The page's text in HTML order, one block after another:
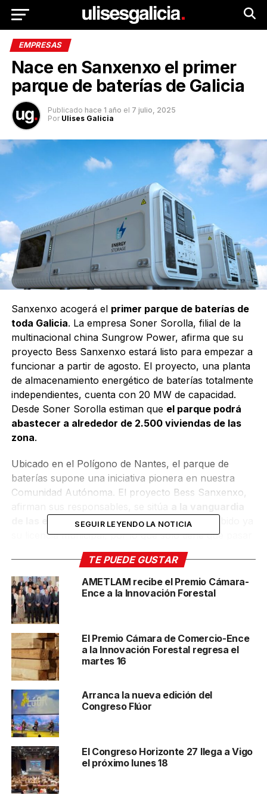
EMPRESAS
Nace en Sanxenxo el primer
parque de baterías de Galicia
Publicado hace 1 año el 7 julio, 2025
Por Ulises Galicia
Sanxenxo acogerá el primer parque de baterías de
toda Galicia. La empresa Soner Sorolla, filial de la
multinacional china Sungrow Power, afirma que su
proyecto Bess Sanxenxo estará listo para empezar a
funcionar a partir de agosto. El proyecto, una planta
de almacenamiento energético de baterías totalmente
independientes, cuenta con 20 MW de capacidad.
Desde Soner Sorolla estiman que el parque podrá
abastecer a alrededor de 2.500 viviendas de las
zona.
Ubicado en el Polígono de Nantes, el parque de
baterías supone una iniciativa pionera en nuestra
Comunidad Autónoma. El proyecto Bess Sanxenxo,
de las energías renovables. La planta ha recibido ya
su licencia municipal, por lo que sólo tiene que pasar
por su fase final de montaje para entrar en pleno
funcionamiento.
El parque de baterías de Soner Sorolla ocupará
hasta3.100 metros cuadrados
inversión de 6,5 millones de euros, de los cuales 1,6
millones proceden del PERTE de Energías
Renovables del Gobierno. Desde Soner Sorolla
afirman que la planta de almacenamiento energético
dispondrá de cuatro módulos contenedorizados con
tecnología LFP (litio-ferrofosfato). Con una
capacidad total de 20 MW, será posible suministrar
energía a unas 2.500 viviendas. El objetivo de la
empresa es
intermitente de fuentes como fotovoltaica y
eólica.
El subdelegado del Gobierno en Pontevedra, Abel
SEGUIR LEYENDO LA NOTICIA
TE PUEDE GUSTAR
AMETLAM recibe el Premio Cámara-
Ence a la Innovación Forestal
El Premio Cámara de Comercio-Ence
a la Innovación Forestal regresa el
martes 16
Arranca la nueva edición del
Congreso Flúor
El Congreso Horizonte 27 llega a Vigo
el próximo lunes 18